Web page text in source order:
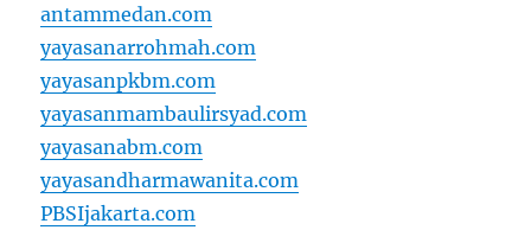
antammedan.com
yayasanarrohmah.com
yayasanpkbm.com
yayasanmambaulirsyad.com
yayasanabm.com
yayasandharmawanita.com
PBSIjakarta.com